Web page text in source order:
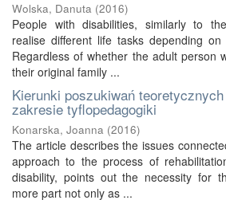
Wolska, Danuta (2016)
People with disabilities, similarly to
realise different life tasks depending
Regardless of whether the adult person
their original family ...
Kierunki poszukiwań
zakresie tyflopedagogiki
Konarska, Joanna (2016)
The article describes the issues
approach to the process of
disability, points out the necessity for
more part not only as ...